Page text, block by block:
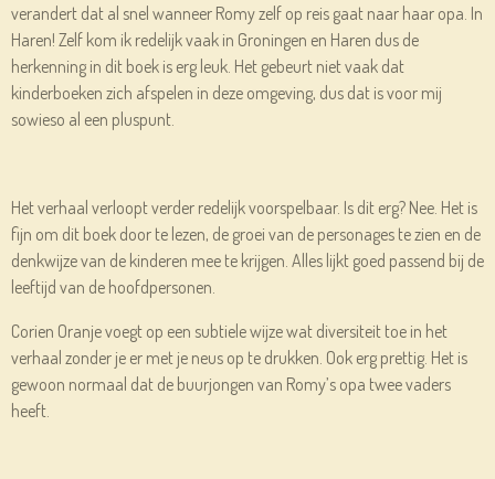
verandert dat al snel wanneer Romy zelf op reis gaat naar haar opa. In
Haren! Zelf kom ik redelijk vaak in Groningen en Haren dus de
herkenning in dit boek is erg leuk. Het gebeurt niet vaak dat
kinderboeken zich afspelen in deze omgeving, dus dat is voor mij
sowieso al een pluspunt.
Het verhaal verloopt verder redelijk voorspelbaar. Is dit erg? Nee. Het is
fijn om dit boek door te lezen, de groei van de personages te zien en de
denkwijze van de kinderen mee te krijgen. Alles lijkt goed passend bij de
leeftijd van de hoofdpersonen.
Corien Oranje voegt op een subtiele wijze wat diversiteit toe in het
verhaal zonder je er met je neus op te drukken. Ook erg prettig. Het is
gewoon normaal dat de buurjongen van Romy’s opa twee vaders
heeft.